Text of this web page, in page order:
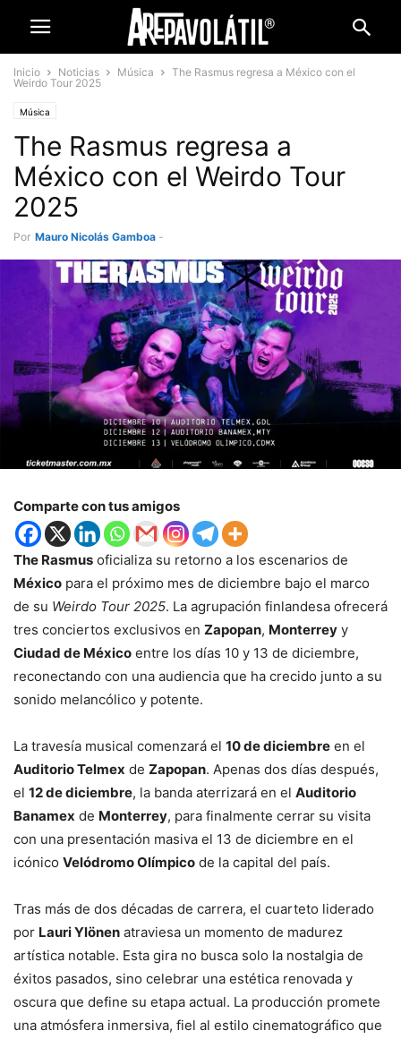
Inicio Noticias Música
The Rasmus regresa a México con el
Weirdo Tour 2025
Música
The Rasmus regresa a
México con el Weirdo Tour
2025
Por Mauro Nicolás Gamboa -
Comparte con tus amigos
The Rasmus oficializa su retorno a los escenarios de
México para el próximo mes de diciembre bajo el marco
de su Weirdo Tour 2025. La agrupación finlandesa ofrecerá
tres conciertos exclusivos en Zapopan, Monterrey y
Ciudad de México entre los días 10 y 13 de diciembre,
reconectando con una audiencia que ha crecido junto a su
sonido melancólico y potente.
La travesía musical comenzará el 10 de diciembre en el
Auditorio Telmex de Zapopan. Apenas dos días después,
el 12 de diciembre, la banda aterrizará en el Auditorio
Banamex de Monterrey, para finalmente cerrar su visita
con una presentación masiva el 13 de diciembre en el
icónico Velódromo Olímpico de la capital del país.
Tras más de dos décadas de carrera, el cuarteto liderado
por Lauri Ylönen atraviesa un momento de madurez
artística notable. Esta gira no busca solo la nostalgia de
éxitos pasados, sino celebrar una estética renovada y
oscura que define su etapa actual. La producción promete
una atmósfera inmersiva, fiel al estilo cinematográfico que